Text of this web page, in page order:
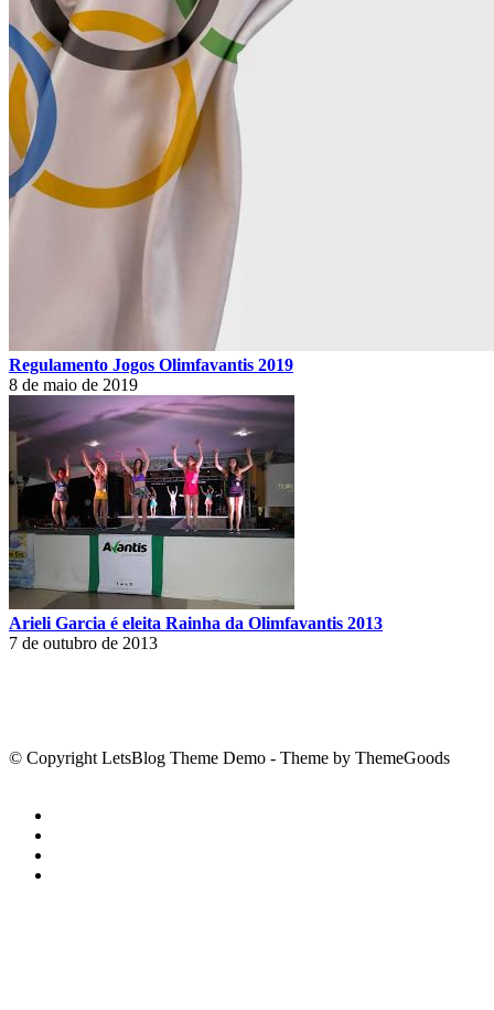
Regulamento Jogos Olimfavantis 2019
8 de maio de 2019
Arieli Garcia é eleita Rainha da Olimfavantis 2013
7 de outubro de 2013
© Copyright LetsBlog Theme Demo - Theme by ThemeGoods